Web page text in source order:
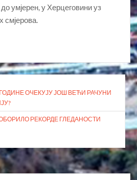
умјерен, у Херцеговини уз
смјерова.
ОЧЕКУЈУ ЈОШ ВЕЋИ РАЧУНИ
РЕКОРДЕ ГЛЕДАНОСТИ